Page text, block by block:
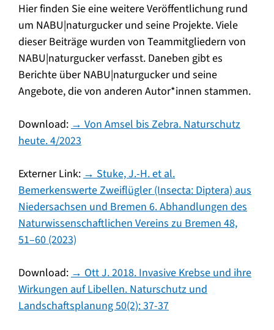
Hier finden Sie eine weitere Veröffentlichung rund
um NABU|naturgucker und seine Projekte. Viele
dieser Beiträge wurden von Teammitgliedern von
NABU|naturgucker verfasst. Daneben gibt es
Berichte über NABU|naturgucker und seine
Angebote, die von anderen Autor*innen stammen.
Download: → Von Amsel bis Zebra. Naturschutz
heute. 4/2023
Externer Link: → Stuke, J.-H. et al.
Bemerkenswerte Zweiflügler (Insecta: Diptera) aus
Niedersachsen und Bremen 6. Abhandlungen des
Naturwissenschaftlichen Vereins zu Bremen 48,
51–60 (2023)
Download: → Ott J. 2018. Invasive Krebse und ihre
Wirkungen auf Libellen. Naturschutz und
Landschaftsplanung 50(2): 37-37